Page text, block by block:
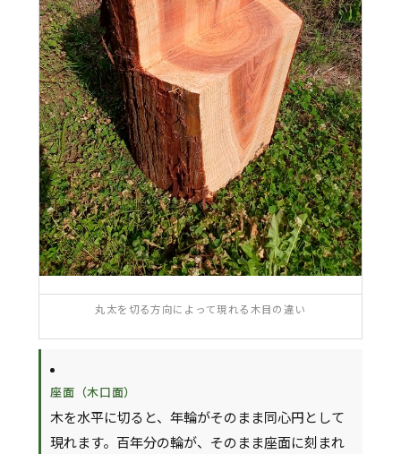
丸太を切る方向によって現れる木目の違い
座面（木口面）
木を水平に切ると、年輪がそのまま同心円として
現れます。百年分の輪が、そのまま座面に刻まれ